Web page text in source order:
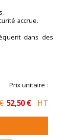
accrue.
dans des
Prix unitaire :
52,50 € HT